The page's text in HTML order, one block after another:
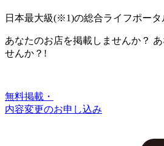
日本最大級(※1)の総合ライフポータ
あなたのお店を掲載しませんか？
せんか？!
無料掲載・
内容変更のお申し込み